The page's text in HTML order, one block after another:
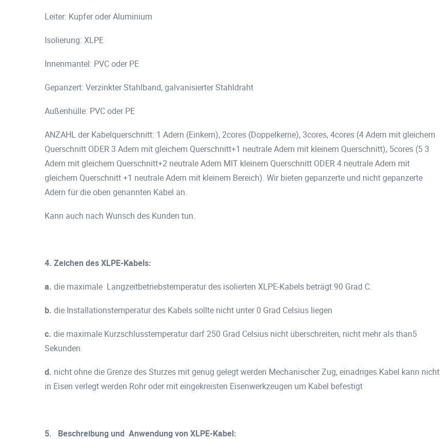
Leiter: Kupfer oder Aluminium
Isolierung: XLPE
Innenmantel: PVC oder PE
Gepanzert: Verzinkter Stahlband, galvanisierter Stahldraht
Außenhülle: PVC oder PE
ANZAHL der Kabelquerschnitt: 1 Adern (Einkern), 2cores (Doppelkerne), 3cores, 4cores (4 Adern mit gleichem
Querschnitt ODER 3 Adern mit gleichem Querschnitt+1 neutrale Adern mit kleinem Querschnitt), 5cores (5 3
Adern mit gleichem Querschnitt+2 neutrale Adern MIT kleinem Querschnitt ODER 4 neutrale Adern mit
gleichem Querschnitt +1 neutrale Adern mit kleinem Bereich). Wir bieten gepanzerte und nicht gepanzerte
Adern für die oben genannten Kabel an.
Kann auch nach Wunsch des Kunden tun.
4. Zeichen des XLPE-Kabels:
a. die maximale Langzeitbetriebstemperatur des isolierten XLPE-Kabels beträgt 90 Grad C.
b. die Installationstemperatur des Kabels sollte nicht unter 0 Grad Celsius liegen
c. die maximale Kurzschlusstemperatur darf 250 Grad Celsius nicht überschreiten, nicht mehr als than5
Sekunden.
d. nicht ohne die Grenze des Sturzes mit genug gelegt werden Mechanischer Zug, einadriges Kabel kann nicht
in Eisen verlegt werden Rohr oder mit eingekreisten Eisenwerkzeugen um Kabel befestigt
5. Beschreibung und Anwendung von XLPE-Kabel: